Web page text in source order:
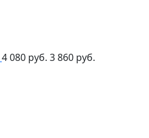
4 080 руб. 3 860 руб.